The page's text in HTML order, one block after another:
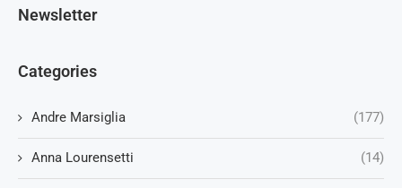
Newsletter
Categories
Andre Marsiglia (177)
Anna Lourensetti (14)